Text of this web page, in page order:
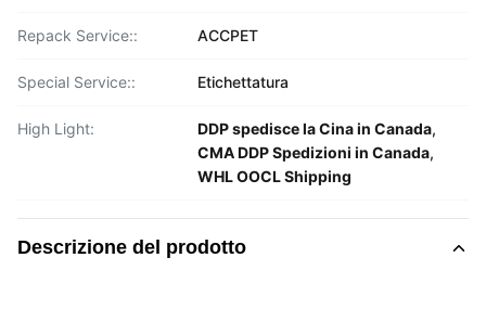
Repack Service:: ACCPET
Special Service:: Etichettatura
High Light: DDP spedisce la Cina in Canada,
CMA DDP Spedizioni in Canada,
WHL OOCL Shipping
Descrizione del prodotto